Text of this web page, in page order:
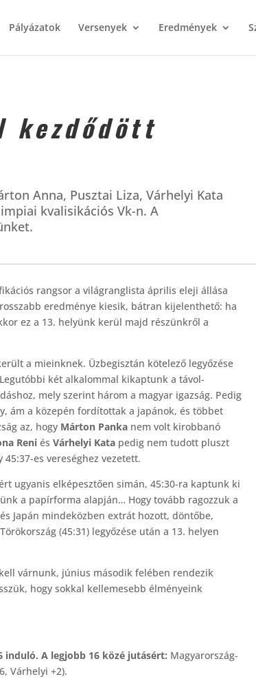
Pályázatok Versenyek Eredmények
kezdődött
Anna, Pusztai Liza, Várhelyi Kata
kvalisikációs Vk-n. A
rangsor a világranglista április eleji állása
eredménye kiesik, bátran kijelenthető: ha
ez a 13. helyünk kerül majd részünkről a
a mieinknek. Üzbegisztán kötelező legyőzése
két alkalommal kikaptunk a távol-
mely szerint három a magyar igazság. Pedig
ám a közepén fordítottak a japánok, és többet
az, hogy Márton Panka nem volt kirobbanó
Reni ésVárhelyi Kata pedig nem tudott pluszt
es vereséghez vezetett.
ugyanis elképesztően simán, 45:30-ra kaptunk ki
a papírforma alapján… Hogy tovább ragozzuk a
Japán mindeközben extrát hozott, döntőbe,
(45:31) legyőzése után a 13. helyen
várnunk, június második felében rendezik
hogy sokkal kellemesebb élményeink
induló. A legjobb 16 közé jutásért: Magyarország-
Várhelyi +2).